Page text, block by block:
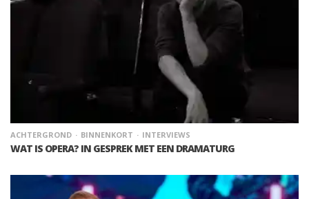
ACHTERGROND BINNENKORT INTERVIEWS
WAT IS OPERA? IN GESPREK MET EEN DRAMATURG